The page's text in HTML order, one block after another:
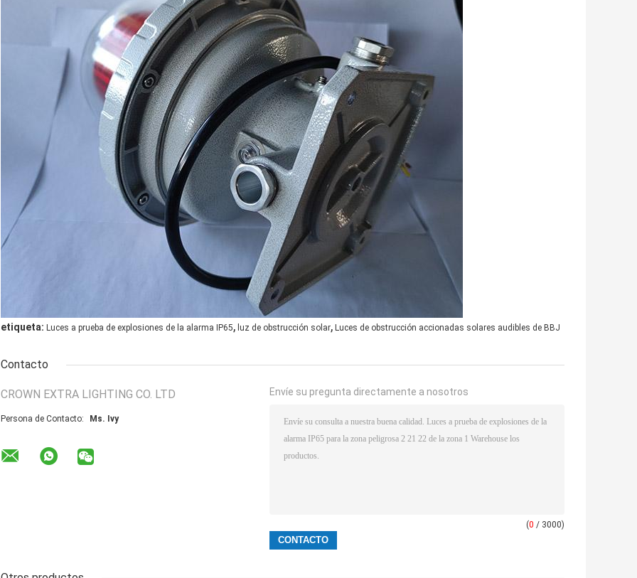
etiqueta: Luces a prueba de explosiones de la alarma IP65, luz de obstrucción solar, Luces de obstrucción accionadas solares audibles de BBJ
Contacto
CROWN EXTRA LIGHTING CO. LTD
Persona de Contacto: Ms. Ivy
Envíe su pregunta directamente a nosotros
(0 / 3000)